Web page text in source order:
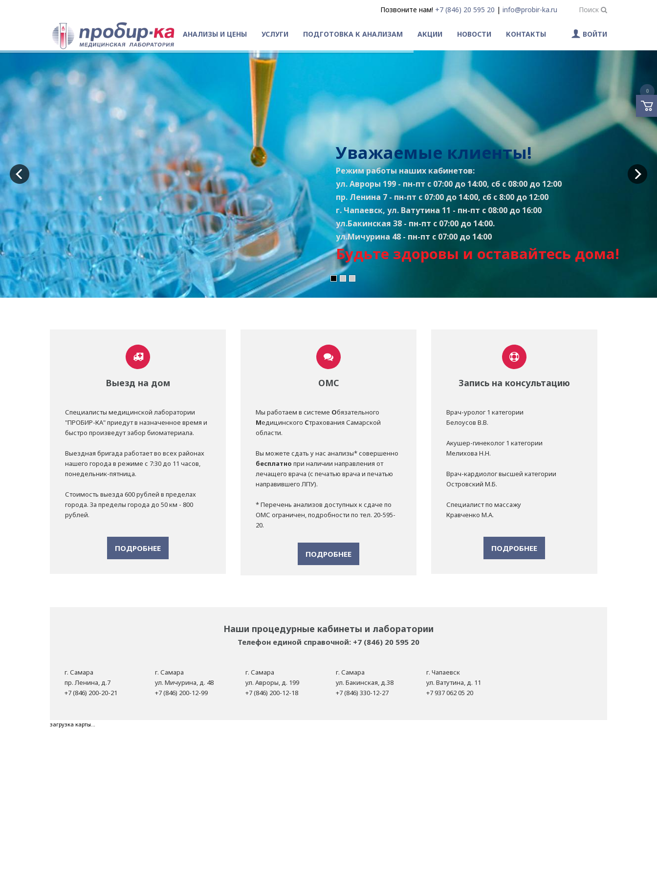
Позвоните нам! +7 (846) 20 595 20 | info@probir-ka.ru Поиск
АНАЛИЗЫ И ЦЕНЫ УСЛУГИ ПОДГОТОВКА К АНАЛИЗАМ АКЦИИ НОВОСТИ КОНТАКТЫ ВОЙТИ
Уважаемые клиенты!
Режим работы наших кабинетов:
ул. Авроры 199 - пн-пт с 07:00 до 14:00, сб с 08:00 до 12:00
пр. Ленина 7 - пн-пт с 07:00 до 14:00, сб с 8:00 до 12:00
г. Чапаевск, ул. Ватутина 11 - пн-пт с 08:00 до 16:00
ул.Бакинская 38 - пн-пт с 07:00 до 14:00.
ул.Мичурина 48 - пн-пт с 07:00 до 14:00
Будьте здоровы и оставайтесь дома!
Выезд на дом
Специалисты медицинской лаборатории
"ПРОБИР-КА" приедут в назначенное время и
быстро произведут забор биоматериала.
Выездная бригада работает во всех районах
нашего города в режиме с 7:30 до 11 часов,
понедельник-пятница.
Стоимость выезда 600 рублей в пределах
города. За пределы города до 50 км - 800
рублей.
ПОДРОБНЕЕ
ОМС
Мы работаем в системе Обязательного
Медицинского Страхования Самарской
области.
Вы можете сдать у нас анализы* совершенно
бесплатно при наличии направления от
лечащего врача (с печатью врача и печатью
направившего ЛПУ).
* Перечень анализов доступных к сдаче по
ОМС ограничен, подробности по тел. 20-595-
20.
ПОДРОБНЕЕ
Запись на консультацию
Врач-уролог 1 категории
Белоусов В.В.
Акушер-гинеколог 1 категории
Мелихова Н.Н.
Врач-кардиолог высшей категории
Островский М.Б.
Специалист по массажу
Кравченко М.А.
ПОДРОБНЕЕ
Наши процедурные кабинеты и лаборатории
Телефон единой справочной: +7 (846) 20 595 20
г. Самара
пр. Ленина, д.7
+7 (846) 200-20-21
г. Самара
ул. Мичурина, д. 48
+7 (846) 200-12-99
г. Самара
ул. Авроры, д. 199
+7 (846) 200-12-18
г. Самара
ул. Бакинская, д.38
+7 (846) 330-12-27
г. Чапаевск
ул. Ватутина, д. 11
+7 937 062 05 20
загрузка карты...
0